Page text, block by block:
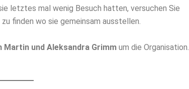
letztes mal wenig Besuch hatten, versuchen Sie
finden wo sie gemeinsam ausstellen.
Martin und Aleksandra Grimm um die Organisation.